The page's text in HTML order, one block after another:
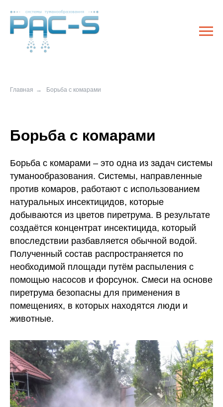
Главная → Борьба с комарами
Борьба с комарами
Борьба с комарами – это одна из задач системы
туманообразования. Системы, направленные
против комаров, работают с использованием
натуральных инсектицидов, которые
добываются из цветов пиретрума. В результате
создаётся концентрат инсектицида, который
впоследствии разбавляется обычной водой.
Полученный состав распространяется по
необходимой площади путём распыления с
помощью насосов и форсунок. Смеси на основе
пиретрума безопасны для применения в
помещениях, в которых находятся люди и
животные.